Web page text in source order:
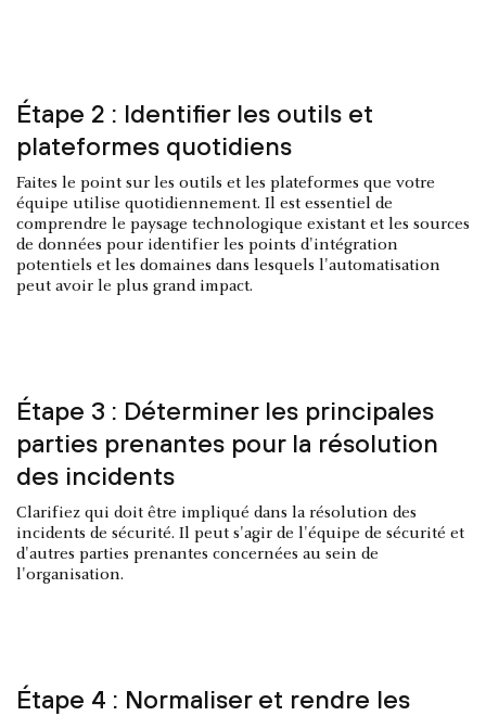
Étape 2 : Identifier les outils et
plateformes quotidiens
Faites le point sur les outils et les plateformes que votre
équipe utilise quotidiennement. Il est essentiel de
comprendre le paysage technologique existant et les sources
de données pour identifier les points d'intégration
potentiels et les domaines dans lesquels l'automatisation
peut avoir le plus grand impact.
Étape 3 : Déterminer les principales
parties prenantes pour la résolution
des incidents
Clarifiez qui doit être impliqué dans la résolution des
incidents de sécurité. Il peut s'agir de l'équipe de sécurité et
d'autres parties prenantes concernées au sein de
l'organisation.
Étape 4 : Normaliser et rendre les